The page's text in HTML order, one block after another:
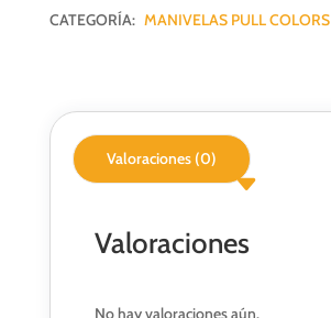
CATEGORÍA: MANIVELAS PULL COLORS
Valoraciones (0)
Valoraciones
No hay valoraciones aún.